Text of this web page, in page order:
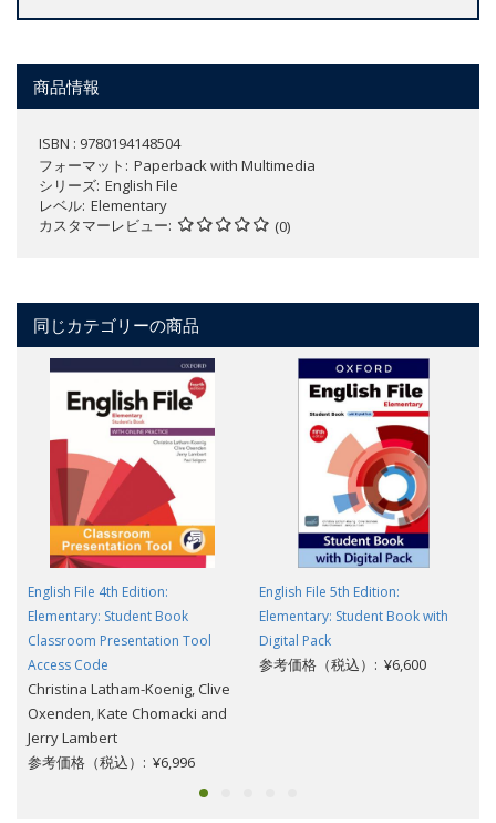
商品情報
ISBN : 9780194148504
フォーマット
Paperback with Multimedia
シリーズ English File
レベル Elementary
カスタマーレビュー
(0)
同じカテゴリーの商品
English File 4th Edition:
Elementary: Student Book
Classroom Presentation Tool
Access Code
Christina Latham-Koenig, Clive
Oxenden, Kate Chomacki and
Jerry Lambert
参考価格（税込）: ¥6,996
English File 5th Edition:
Elementary: Student Book with
Digital Pack
参考価格（税込）: ¥6,600